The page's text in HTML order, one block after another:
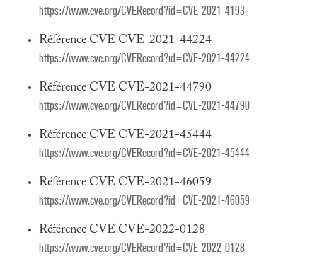
https://www.cve.org/CVERecord?id=CVE-2021-4193
Référence CVE CVE-2021-44224
https://www.cve.org/CVERecord?id=CVE-2021-44224
Référence CVE CVE-2021-44790
https://www.cve.org/CVERecord?id=CVE-2021-44790
Référence CVE CVE-2021-45444
https://www.cve.org/CVERecord?id=CVE-2021-45444
Référence CVE CVE-2021-46059
https://www.cve.org/CVERecord?id=CVE-2021-46059
Référence CVE CVE-2022-0128
https://www.cve.org/CVERecord?id=CVE-2022-0128